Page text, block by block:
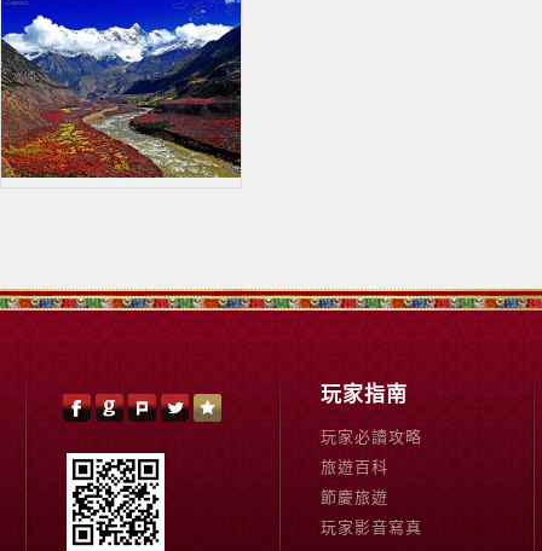
玩家指南
玩家必讀攻略
旅遊百科
節慶旅遊
玩家影音寫真